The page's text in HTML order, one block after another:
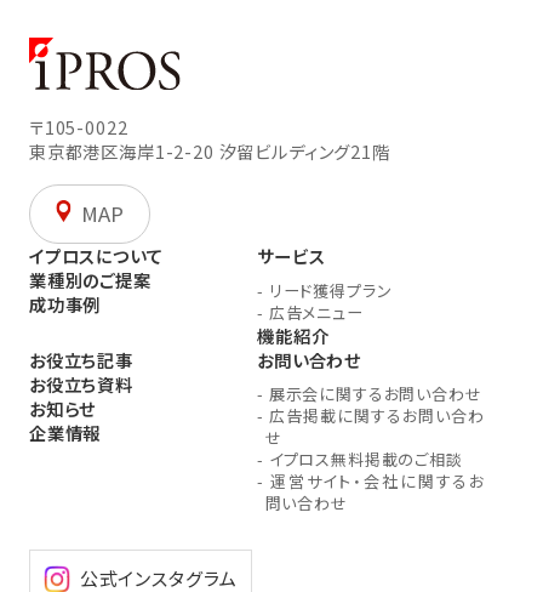
〒105-0022
東京都港区海岸1-2-20 汐留ビルディング21階
MAP
イプロスについて
業種別のご提案
成功事例
サービス
- リード獲得プラン
- 広告メニュー
機能紹介
お役立ち記事
お役立ち資料
お知らせ
企業情報
お問い合わせ
- 展示会に関するお問い合わせ
- 広告掲載に関するお問い合わ
せ
- イプロス無料掲載のご相談
- 運営サイト・会社に関するお
問い合わせ
公式インスタグラム